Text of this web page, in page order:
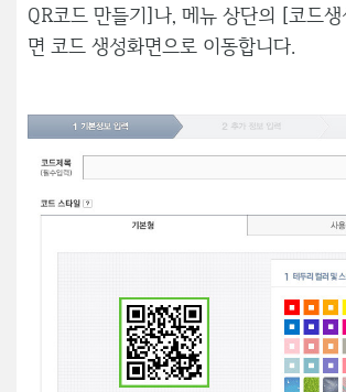
QR코드 만들기]나, 메뉴 상단의 [코드
면 코드 생성화면으로 이동합니다.